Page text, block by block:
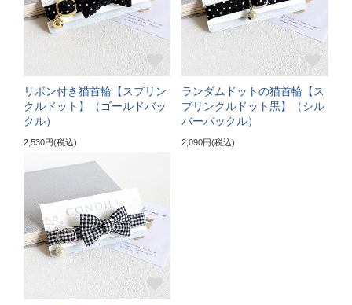
ぴったり測った首まわり（22～24cm）
首輪サイズ（+5cm特注）
サイズの目安（5～6kgの大きめな成猫）
ぴったり測った首まわり（25cm～）
首輪サイズ（+10cm特注）
サイズの目安（7kg超えの大型の成猫）
リボン付き猫首輪【スプリン
クルドット】（ゴールドバッ
クル）
2,530円(税込)
ランダムドットの猫首輪【ス
プリンクルドット黒】（シル
バーバックル）
2,090円(税込)